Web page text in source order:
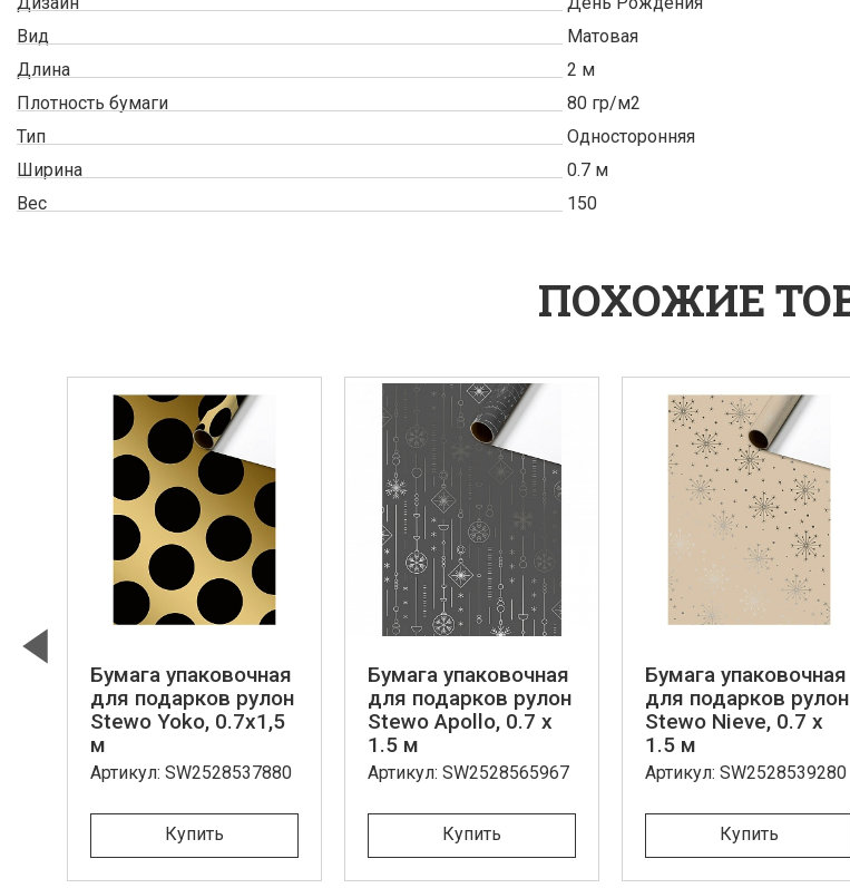
Вид
Матовая
Длина
2 м
Плотность бумаги
80 гр/м2
Тип
Односторонняя
Ширина
0.7 м
Вес
150
ПОХОЖИЕ
Бумага упаковочная
для подарков рулон
Stewo Yoko, 0.7x1,5
м
Артикул: SW2528537880
Купить
Бумага упаковочная
для подарков рулон
Stewo Apollo, 0.7 x
1.5 м
Артикул: SW2528565967
Купить
Бумага упаковочная
для подарков рулон
Stewo Nieve, 0.7 x
1.5 м
Артикул: SW2528539280
Купить